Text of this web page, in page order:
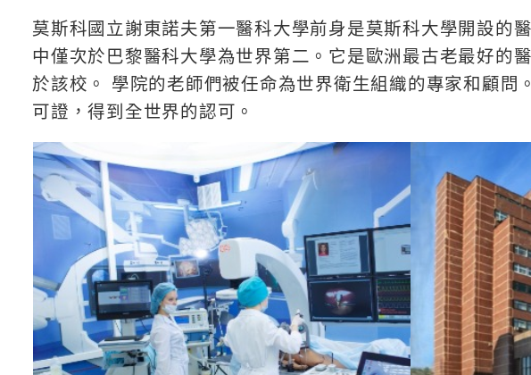
莫斯科國立謝東諾夫第一醫科大學前身是莫斯科大學開設的
中僅次於巴黎醫科大學為世界第二。它是歐洲最古老最好的
於該校。 學院的老師們被任命為世界衛生組織的專家和顧
可證，得到全世界的認可。